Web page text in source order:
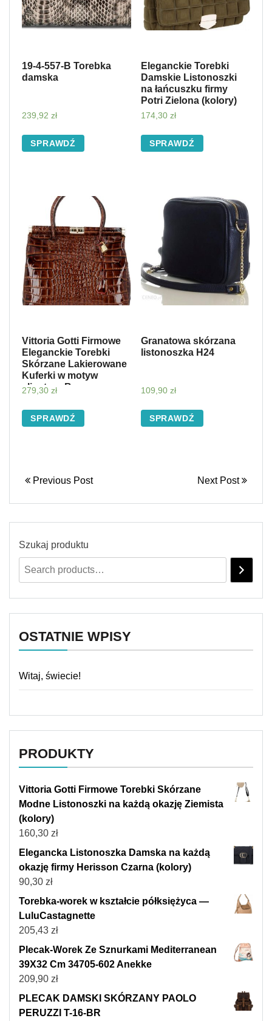
19-4-557-B Torebka
damska
239,92 zł
SPRAWDŹ
Eleganckie Torebki
Damskie Listonoszki
na łańcuszku firmy
Potri Zielona (kolory)
174,30 zł
SPRAWDŹ
Vittoria Gotti Firmowe
Eleganckie Torebki
Skórzane Lakierowane
Kuferki w motyw
aligatora Brązowa
279,30 zł
SPRAWDŹ
Granatowa skórzana
listonoszka H24
109,90 zł
SPRAWDŹ
Previous Post Next Post
Szukaj produktu
OSTATNIE WPISY
Witaj, świecie!
PRODUKTY
Vittoria Gotti Firmowe Torebki Skórzane
Modne Listonoszki na każdą okazję Ziemista
(kolory)
160,30 zł
Elegancka Listonoszka Damska na każdą
okazję firmy Herisson Czarna (kolory)
90,30 zł
Torebka-worek w kształcie półksiężyca —
LuluCastagnette
205,43 zł
Plecak-Worek Ze Sznurkami Mediterranean
39X32 Cm 34705-602 Anekke
209,90 zł
PLECAK DAMSKI SKÓRZANY PAOLO
PERUZZI T-16-BR